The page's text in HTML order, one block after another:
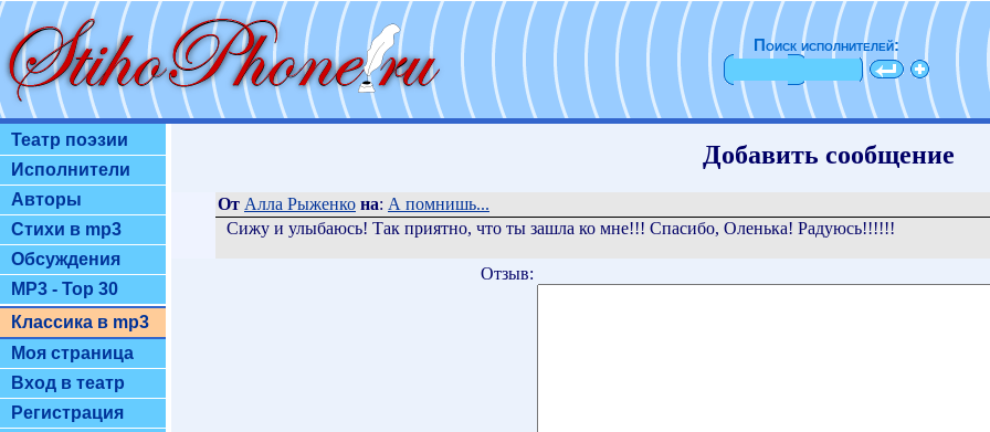
Поиск исполнителей:
Театр поэзии
Исполнители
Авторы
Стихи в mp3
Обсуждения
MP3 - Top 30
Классика в mp3
Моя страница
Вход в театр
Регистрация
Добавить сообщение
От Алла Рыженко на: А помнишь...
Сижу и улыбаюсь! Так приятно, что ты зашла ко мне!!! Спасибо, Оленька! Радуюсь!!!!!!
Отзыв: